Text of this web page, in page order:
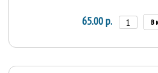
65.00 р. В